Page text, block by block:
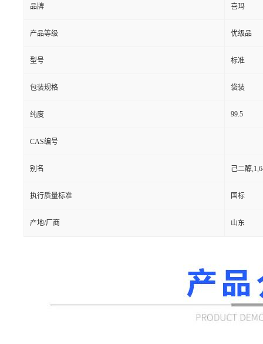
品牌 喜玛
产品等级 优级品
型号 标准
包装规格 袋装
纯度 99.5
CAS编号
别名 己二醇
执行质量标准 国标
产地/厂商 山东